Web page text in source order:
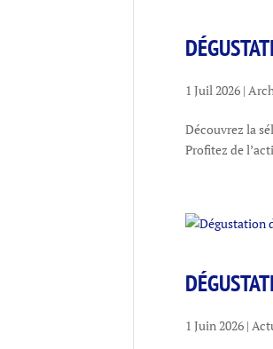
1 Juil 2026 |
Découvrez la
Profitez de
1 Juin 2026 |